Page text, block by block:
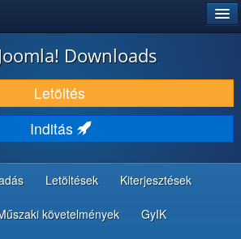
MEG
Joomla! Downloads
Letöltés
Inditás
Letöltések Kiterjesztések
követelmények GyIK